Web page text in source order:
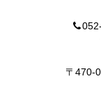
〒470-